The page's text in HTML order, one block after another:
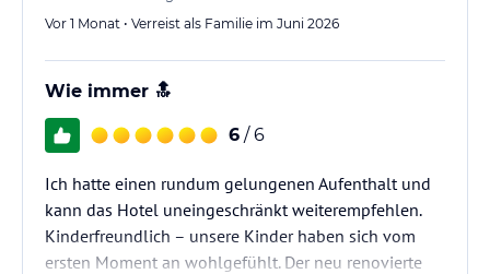
Vor 1 Monat • Verreist als Familie im Juni 2026
Wie immer 🔝
6 / 6
Ich hatte einen rundum gelungenen Aufenthalt und
kann das Hotel uneingeschränkt weiterempfehlen.
Kinderfreundlich – unsere Kinder haben sich vom
ersten Moment an wohlgefühlt. Der neu renovierte